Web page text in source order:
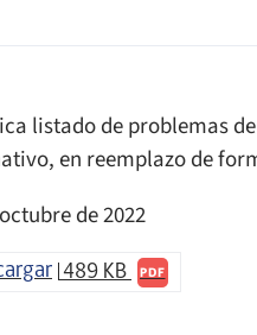
listado de problemas
en reemplazo de
de 2022
489 KB PDF